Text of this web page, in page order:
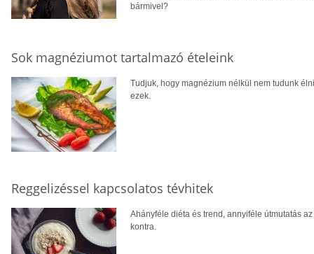
bármivel?
Sok magnéziumot tartalmazó ételeink
Tudjuk, hogy magnézium nélkül nem tudunk
ezek.
Reggelizéssel kapcsolatos tévhitek
Ahányféle diéta és trend, annyiféle útmutatás
kontra.